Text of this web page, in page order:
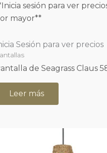
sesión para ver
mayor**
Sesión para ver precios
de Seagrass Claus
Leer más